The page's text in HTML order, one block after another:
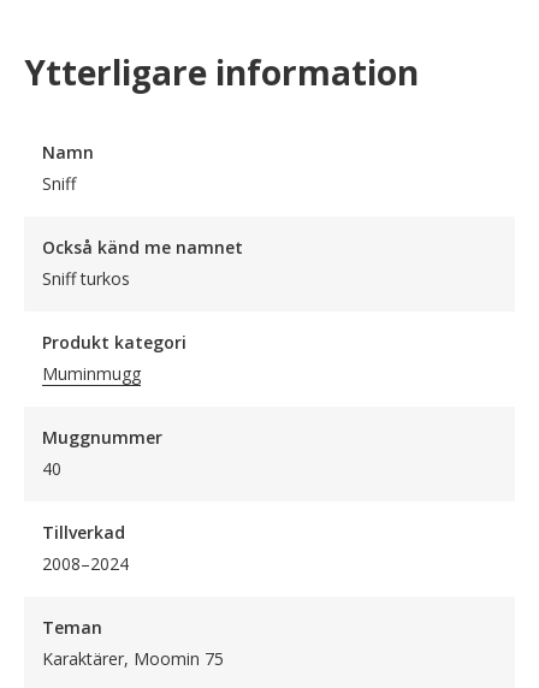
Ytterligare information
Namn
Sniff
Också känd me namnet
Sniff turkos
Produkt kategori
Muminmugg
Muggnummer
40
Tillverkad
2008–2024
Teman
Karaktärer, Moomin 75